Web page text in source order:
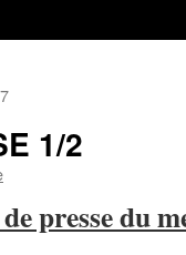
1/2
presse du